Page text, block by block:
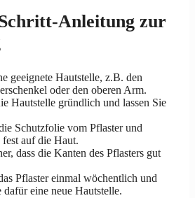
Anleitung zur
geeignete Hautstelle, z.B. den
oder den oberen Arm.
Hautstelle gründlich und lassen Sie
Schutzfolie vom Pflaster und
auf die Haut.
dass die Kanten des Pflasters gut
Pflaster einmal wöchentlich und
dafür eine neue Hautstelle.